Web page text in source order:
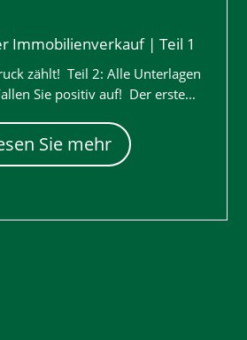
Immobilienverkauf | Teil 1
zählt! Teil 2: Alle Unterlagen
Sie positiv auf! Der erste...
Sie mehr